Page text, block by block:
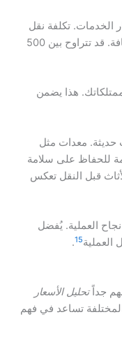
الخدمات. تكلفة نقل
العفش تختلف حسب حجم العفش والمسافة. قد تتراوح بين 500
هذا يضمن
حديثة. معدات مثل
للحفاظ على سلامة
قبل النقل تعكس
العملية. يُفضل
العملية15
.
جداًتحليل الأسعار
تساعد في فهم